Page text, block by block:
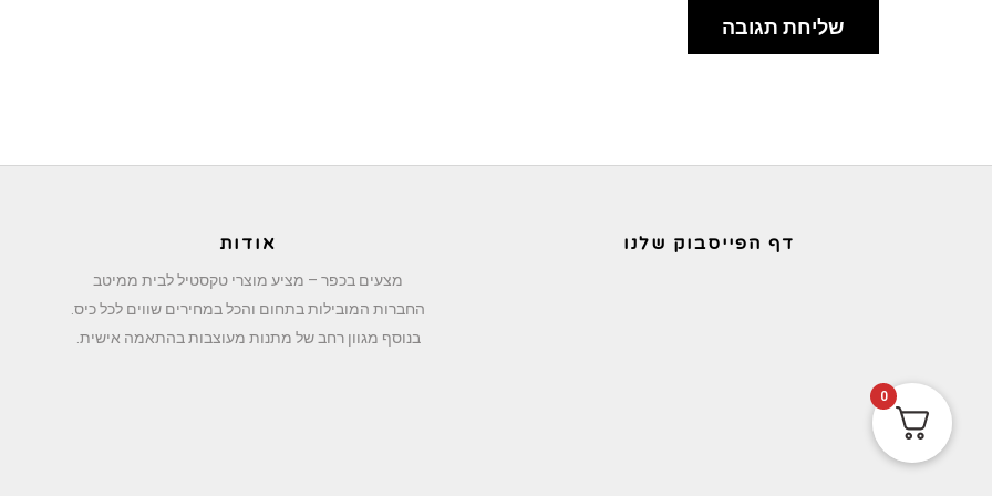
דף הפייסבוק שלנו אודות
מצעים בכפר – מציע מוצרי טקסטיל לבית ממיטב
החברות המובילות בתחום והכל במחירים שווים לכל כיס.
בנוסף מגוון רחב של מתנות מעוצבות בהתאמה אישית.
0